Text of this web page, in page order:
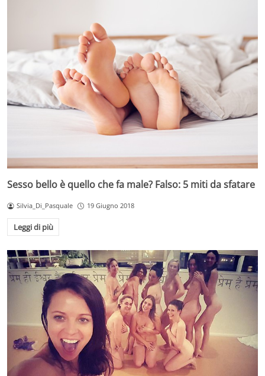
Sesso bello è quello che fa male? Falso: 5 miti da sfatare
Silvia_Di_Pasquale 19 Giugno 2018
Leggi di più